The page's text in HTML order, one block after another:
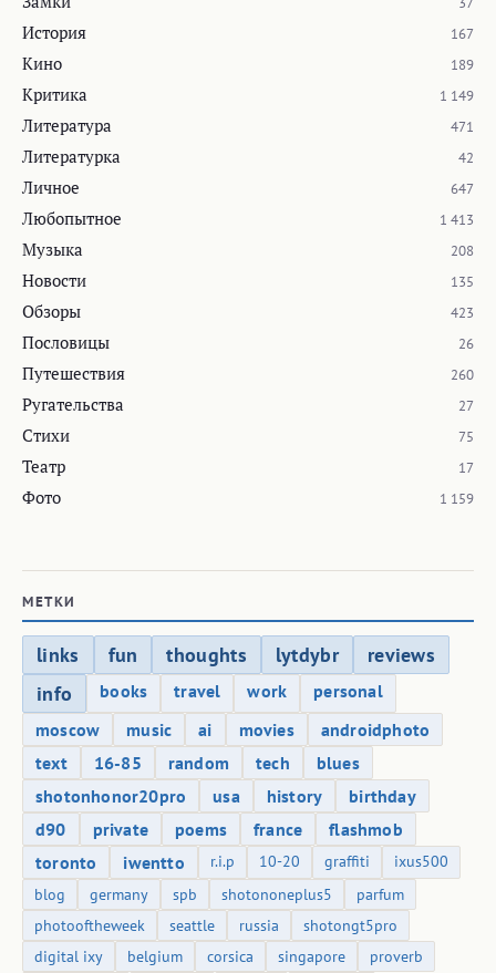
История 167
Кино 189
Критика 1 149
Литература 471
Литературка 42
Личное 647
Любопытное 1 413
Музыка 208
Новости 135
Обзоры 423
Пословицы 26
Путешествия 260
Ругательства 27
Стихи 75
Театр 17
Фото 1 159
МЕТКИ
links fun thoughts lytdybr
reviews
info
books travel work
personal
moscow
music ai movies
androidphoto
text
16-85 random tech
blues
shotonhonor20pro
usa history
birthday
d90
private poems france
flashmob
toronto
iwentto r.i.p 10-20 graffiti
ixus500
blog
germany spb shotononeplus5
parfum
photooftheweek
seattle russia
shotongt5pro
digital ixy
belgium corsica singapore
proverb